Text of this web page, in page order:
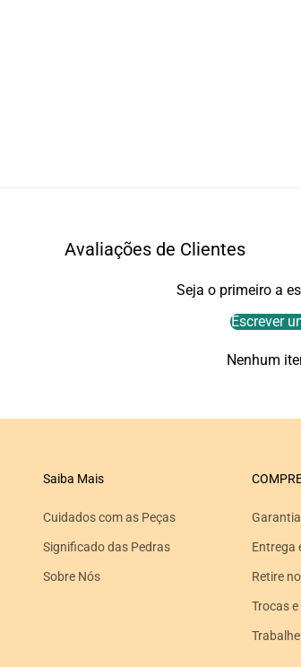
Avaliações de Clientes
Seja o primeiro a
Escrever
Nenhum
Saiba Mais
Cuidados com as Peças
Significado das Pedras
Sobre Nós
Garantia
Entrega
Retire
Trocas